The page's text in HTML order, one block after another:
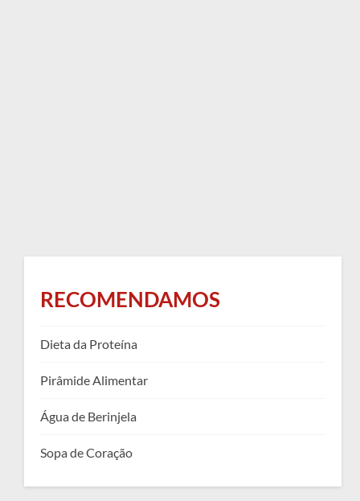
RECOMENDAMOS
Dieta da Proteína
Pirâmide Alimentar
Água de Berinjela
Sopa de Coração